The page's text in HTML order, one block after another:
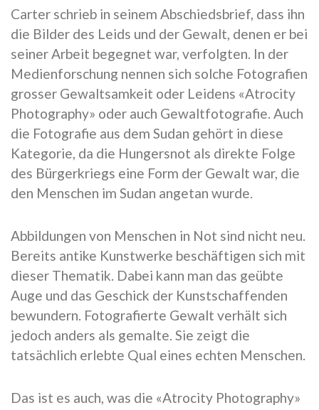
Carter schrieb in seinem Abschiedsbrief, dass ihn
die Bilder des Leids und der Gewalt, denen er bei
seiner Arbeit begegnet war, verfolgten. In der
Medienforschung nennen sich solche Fotografien
grosser Gewaltsamkeit oder Leidens «Atrocity
Photography» oder auch Gewaltfotografie. Auch
die Fotografie aus dem Sudan gehört in diese
Kategorie, da die Hungersnot als direkte Folge
des Bürgerkriegs eine Form der Gewalt war, die
den Menschen im Sudan angetan wurde.
Abbildungen von Menschen in Not sind nicht neu.
Bereits antike Kunstwerke beschäftigen sich mit
dieser Thematik. Dabei kann man das geübte
Auge und das Geschick der Kunstschaffenden
bewundern. Fotografierte Gewalt verhält sich
jedoch anders als gemalte. Sie zeigt die
tatsächlich erlebte Qual eines echten Menschen.
Das ist es auch, was die «Atrocity Photography»